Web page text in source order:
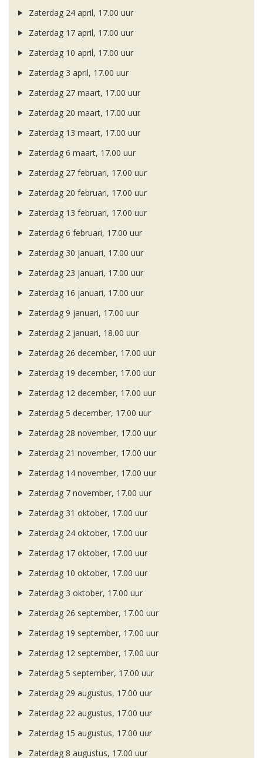
Zaterdag 24 april, 17.00 uur
Zaterdag 17 april, 17.00 uur
Zaterdag 10 april, 17.00 uur
Zaterdag 3 april, 17.00 uur
Zaterdag 27 maart, 17.00 uur
Zaterdag 20 maart, 17.00 uur
Zaterdag 13 maart, 17.00 uur
Zaterdag 6 maart, 17.00 uur
Zaterdag 27 februari, 17.00 uur
Zaterdag 20 februari, 17.00 uur
Zaterdag 13 februari, 17.00 uur
Zaterdag 6 februari, 17.00 uur
Zaterdag 30 januari, 17.00 uur
Zaterdag 23 januari, 17.00 uur
Zaterdag 16 januari, 17.00 uur
Zaterdag 9 januari, 17.00 uur
Zaterdag 2 januari, 18.00 uur
Zaterdag 26 december, 17.00 uur
Zaterdag 19 december, 17.00 uur
Zaterdag 12 december, 17.00 uur
Zaterdag 5 december, 17.00 uur
Zaterdag 28 november, 17.00 uur
Zaterdag 21 november, 17.00 uur
Zaterdag 14 november, 17.00 uur
Zaterdag 7 november, 17.00 uur
Zaterdag 31 oktober, 17.00 uur
Zaterdag 24 oktober, 17.00 uur
Zaterdag 17 oktober, 17.00 uur
Zaterdag 10 oktober, 17.00 uur
Zaterdag 3 oktober, 17.00 uur
Zaterdag 26 september, 17.00 uur
Zaterdag 19 september, 17.00 uur
Zaterdag 12 september, 17.00 uur
Zaterdag 5 september, 17.00 uur
Zaterdag 29 augustus, 17.00 uur
Zaterdag 22 augustus, 17.00 uur
Zaterdag 15 augustus, 17.00 uur
Zaterdag 8 augustus, 17.00 uur